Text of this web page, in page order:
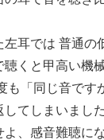
耳では 普通の
くと甲高い機
も「同じ音です
てしまいました
、感音難聴に